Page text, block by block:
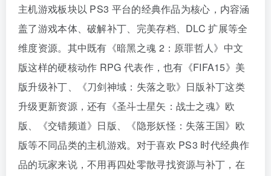
主机游戏板块以 PS3 平台的经典作品为核心，内容涵
盖了游戏本体、破解补丁、完美存档、DLC 扩展等全
维度资源。其中既有《暗黑之魂 2：原罪哲人》中文
版这样的硬核动作 RPG 代表作，也有《FIFA15》美
版升级补丁、《刀剑神域：失落之歌》日版补丁这类
升级更新资源，还有《圣斗士星矢：战士之魂》欧
版、《交错频道》日版、《隐形妖怪：失落王国》欧
版等不同品类的主机游戏。对于喜欢 PS3 时代经典作
品的玩家来说，不用再四处零散寻找资源与补丁，在